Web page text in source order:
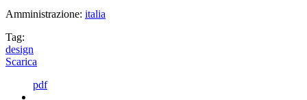
Amministrazione: italia
Tag:
design
Scarica
pdf